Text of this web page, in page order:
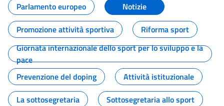
Parlamento europeo
Notizie
Promozione attività sportiva
Riforma sport
Giornata internazionale dello sport per lo sviluppo e la
pace
Prevenzione del doping
Attività istituzionale
La sottosegretaria
Sottosegretaria allo sport